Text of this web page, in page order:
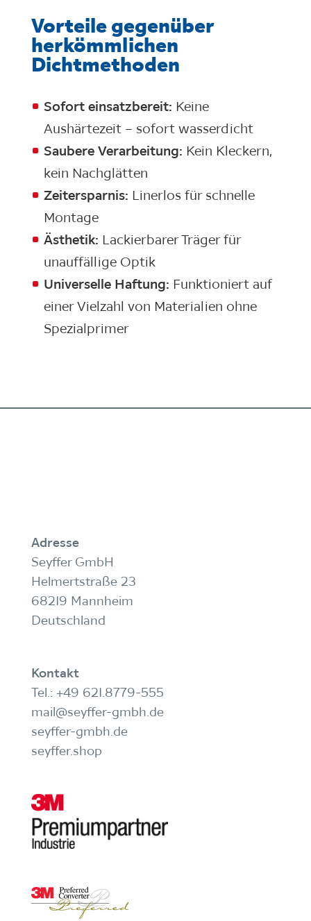
Vorteile gegenüber
herkömmlichen
Dichtmethoden
Sofort einsatzbereit: Keine
Aushärtezeit – sofort wasserdicht
Saubere Verarbeitung: Kein Kleckern,
kein Nachglätten
Zeitersparnis: Linerlos für schnelle
Montage
Ästhetik: Lackierbarer Träger für
unauffällige Optik
Universelle Haftung: Funktioniert auf
einer Vielzahl von Materialien ohne
Spezialprimer
Adresse
Seyffer GmbH
Helmertstraße 23
68219 Mannheim
Deutschland
Kontakt
Tel.: +49 621.8779-555
mail@seyffer-gmbh.de
seyffer-gmbh.de
seyffer.shop